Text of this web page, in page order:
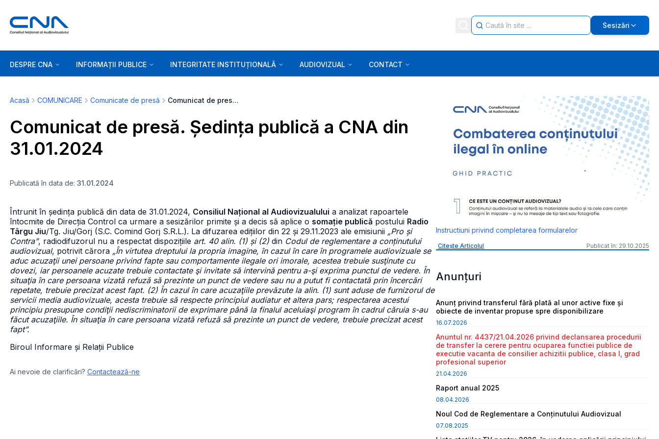
Sesizări
DESPRE CNA INFORMAȚII PUBLICE INTEGRITATE INSTITUȚIONALĂ AUDIOVIZUAL CONTACT
Acasă COMUNICARE Comunicate de presă Comunicat de presă. Ședința publică a CNA din 31.01.2024
Comunicat de presă. Ședința publică a CNA din
31.01.2024
Publicată în data de: 31.01.2024
Întrunit în ședința publică din data de 31.01.2024, Consiliul Național al Audiovizualului a analizat rapoartele
întocmite de Direcția Control ca urmare a sesizărilor primite și a decis să aplice o somație publică postului Radio
Târgu Jiu/Tg. Jiu/Gorj (S.C. Comind Gorj S.R.L.). La difuzarea edițiilor din 22 și 29.11.2023 ale emisiunii „Pro și
Contra”, radiodifuzorul nu a respectat dispozițiile art. 40 alin. (1) și (2) din Codul de reglementare a conținutului
audiovizual, potrivit cărora „În virtutea dreptului la propria imagine, în cazul în care în programele audiovizuale se
aduc acuzaţii unei persoane privind fapte sau comportamente ilegale ori imorale, acestea trebuie susţinute cu
dovezi, iar persoanele acuzate trebuie contactate şi invitate să intervină pentru a-şi exprima punctul de vedere. În
situaţia în care persoana vizată refuză să prezinte un punct de vedere sau nu a putut fi contactată prin încercări
repetate, trebuie precizat acest fapt. (2) În cazul în care acuzaţiile prevăzute la alin. (1) sunt aduse de furnizorul de
servicii media audiovizuale, acesta trebuie să respecte principiul audiatur et altera pars; respectarea acestui
principiu presupune condiţii nediscriminatorii de exprimare până la finalul aceluiaşi program în cadrul căruia s-au
făcut acuzaţiile. În situaţia în care persoana vizată refuză să prezinte un punct de vedere, trebuie precizat acest
fapt”.
Biroul Informare și Relații Publice
Ai nevoie de clarificări? Contactează-ne
Instructiuni privind completarea formularelor
Citește Articolul Publicat în: 29.10.2025
Anunțuri
Anunț privind transferul fără plată al unor active fixe și
obiecte de inventar propuse spre disponibilizare
16.07.2026
Anuntul nr. 4437/21.04.2026 privind declansarea procedurii
de transfer la cerere pentru ocuparea functiei publice de
executie vacanta de consilier achizitii publice, clasa I, grad
profesional superior
21.04.2026
Raport anual 2025
08.04.2026
Noul Cod de Reglementare a Conținutului Audiovizual
07.08.2025